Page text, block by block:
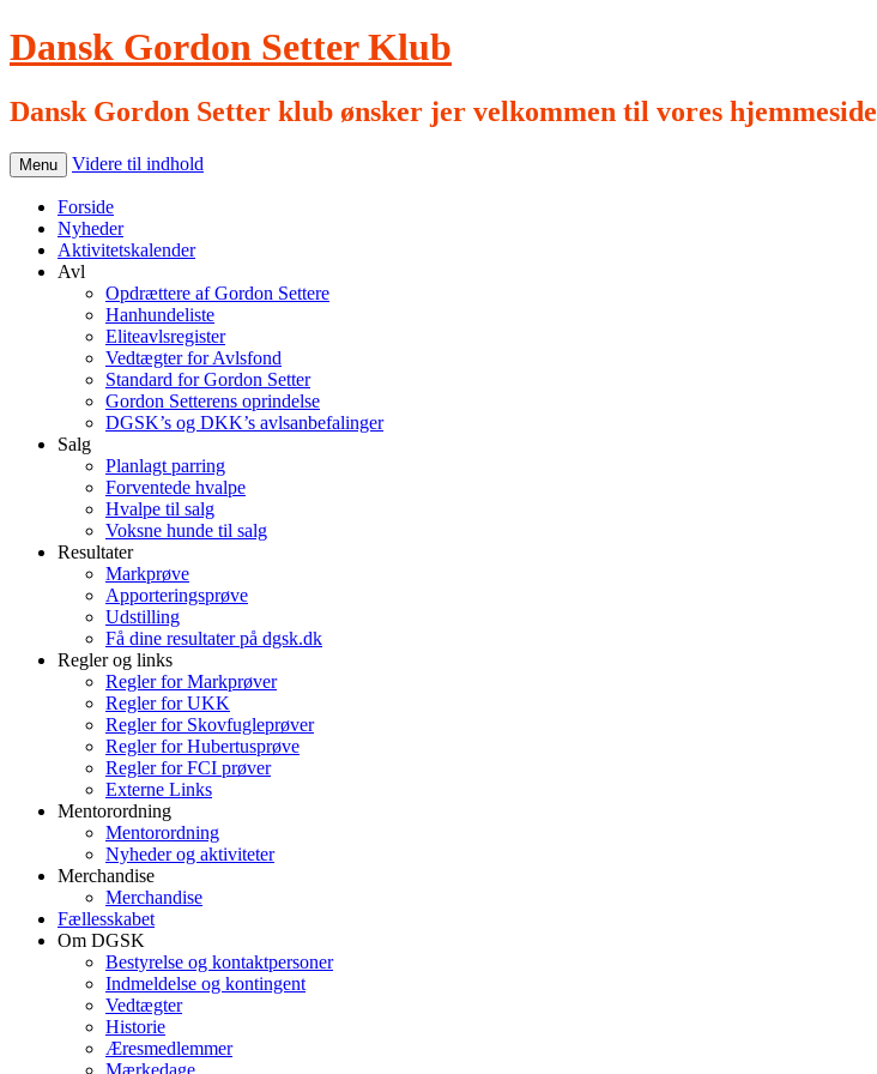
Dansk Gordon Setter Klub
Dansk Gordon Setter klub ønsker jer velkommen til vores hjemmeside
Menu Videre til indhold
Forside
Nyheder
Aktivitetskalender
Avl
Opdrættere af Gordon Settere
Hanhundeliste
Eliteavlsregister
Vedtægter for Avlsfond
Standard for Gordon Setter
Gordon Setterens oprindelse
DGSK’s og DKK’s avlsanbefalinger
Salg
Planlagt parring
Forventede hvalpe
Hvalpe til salg
Voksne hunde til salg
Resultater
Markprøve
Apporteringsprøve
Udstilling
Få dine resultater på dgsk.dk
Regler og links
Regler for Markprøver
Regler for UKK
Regler for Skovfugleprøver
Regler for Hubertusprøve
Regler for FCI prøver
Externe Links
Mentorordning
Mentorordning
Nyheder og aktiviteter
Merchandise
Merchandise
Fællesskabet
Om DGSK
Bestyrelse og kontaktpersoner
Indmeldelse og kontingent
Vedtægter
Historie
Æresmedlemmer
Mærkedage